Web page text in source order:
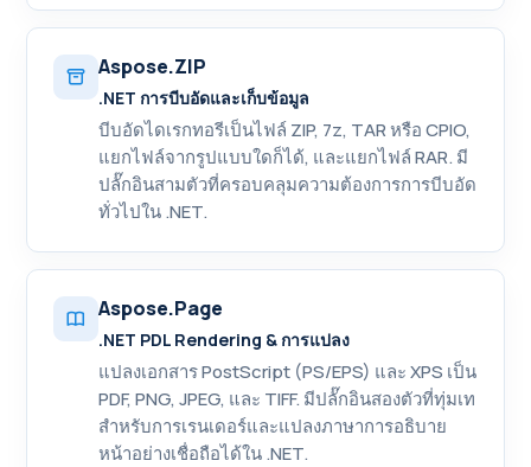
Aspose.ZIP
.NET การบีบอัดและเก็บข้อมูล
บีบอัดไดเรกทอรีเป็นไฟล์ ZIP, 7z, TAR หรือ CPIO,
แยกไฟล์จากรูปแบบใดก็ได้, และแยกไฟล์ RAR. มี
ปลั๊กอินสามตัวที่ครอบคลุมความต้องการการบีบอัด
ทั่วไปใน .NET.
Aspose.Page
.NET PDL Rendering & การแปลง
แปลงเอกสาร PostScript (PS/EPS) และ XPS เป็น
PDF, PNG, JPEG, และ TIFF. มีปลั๊กอินสองตัวที่ทุ่มเท
สำหรับการเรนเดอร์และแปลงภาษาการอธิบาย
หน้าอย่างเชื่อถือได้ใน .NET.